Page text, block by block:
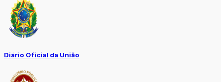
Diário Oficial da União